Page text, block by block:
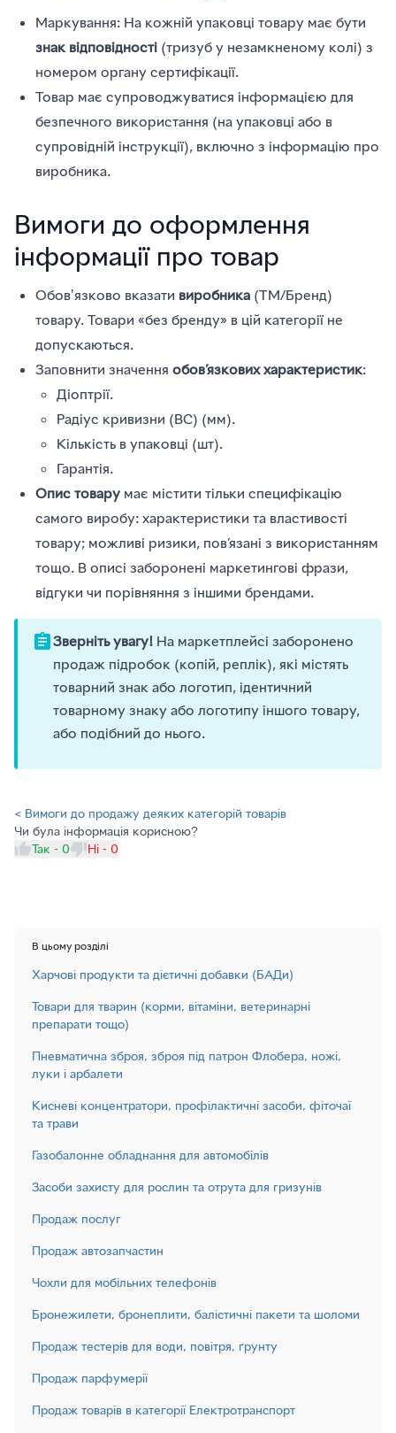
Маркування: На кожній упаковці товару має бути
знак відповідності (тризуб у незамкненому колі) з
номером органу сертифікації.
Товар має супроводжуватися інформацією для
безпечного використання (на упаковці або в
супровідній інструкції), включно з інформацію про
виробника.
Вимоги до оформлення
інформації про товар
Обовʼязково вказати виробника (ТМ/Бренд)
товару. Товари «без бренду» в цій категорії не
допускаються.
Заповнити значення обов’язкових характеристик:
Діоптрії.
Радіус кривизни (BC) (мм).
Кількість в упаковці (шт).
Гарантія.
Опис товару має містити тільки специфікацію
самого виробу: характеристики та властивості
товару; можливі ризики, пов’язані з використанням
тощо. В описі заборонені маркетингові фрази,
відгуки чи порівняння з іншими брендами.
Зверніть увагу! На маркетплейсі заборонено
продаж підробок (копій, реплік), які містять
товарний знак або логотип, ідентичний
товарному знаку або логотипу іншого товару,
або подібний до нього.
< Вимоги до продажу деяких категорій товарів
Чи була інформація корисною?
Так - 0
Ні - 0
В цьому розділі
Харчові продукти та дієтичні добавки (БАДи)
Товари для тварин (корми, вітаміни, ветеринарні
препарати тощо)
Пневматична зброя, зброя під патрон Флобера, ножі,
луки і арбалети
Кисневі концентратори, профілактичні засоби, фіточаї
та трави
Газобалонне обладнання для автомобілів
Засоби захисту для рослин та отрута для гризунів
Продаж послуг
Продаж автозапчастин
Чохли для мобільних телефонів
Бронежилети, бронеплити, балістичні пакети та шоломи
Продаж тестерів для води, повітря, ґрунту
Продаж парфумерії
Продаж товарів в категорії Електротранспорт